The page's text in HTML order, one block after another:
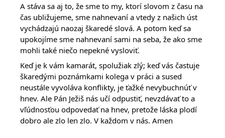
A stáva sa aj to, že sme to my, ktorí slovom z času na
čas ubližujeme, sme nahnevaní a vtedy z našich úst
vychádzajú naozaj škaredé slová. A potom keď sa
upokojíme sme nahnevaní sami na seba, že ako sme
mohli také niečo nepekné vysloviť.
Keď je k vám kamarát, spolužiak zlý; keď vás častuje
škaredými poznámkami kolega v práci a sused
neustále vyvoláva konflikty, je ťažké nevybuchnúť v
hnev. Ale Pán Ježiš nás učí odpustiť, nevzdávať to a
vľúdnosťou odpovedať na hnev, pretože láska plodí
dobro ale zlo len zlo. V každom v nás. Amen